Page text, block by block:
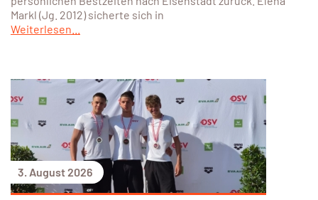
3. August 2026
Erfolgreicher Saisonabschluss für den
USCE bei den Österreichischen
Meisterschaften in St. Pölten
Von 30. Juli bis 2. August 2026 fanden in St. Pölten die